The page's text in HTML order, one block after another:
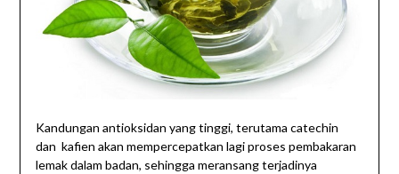
Kandungan antioksidan yang tinggi, terutama catechin
dan kafien akan mempercepatkan lagi proses pembakaran
lemak dalam badan, sehingga meransang terjadinya